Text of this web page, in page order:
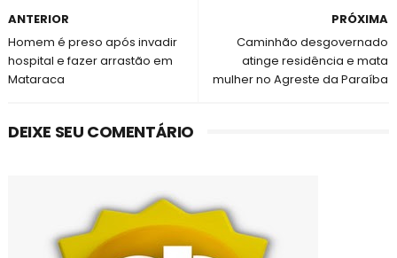
PRÓXIMA
Caminhão desgovernado
atinge residência e mata
mulher no Agreste da Paraíba
ANTERIOR
Homem é preso após invadir
hospital e fazer arrastão em
Mataraca
DEIXE SEU COMENTÁRIO